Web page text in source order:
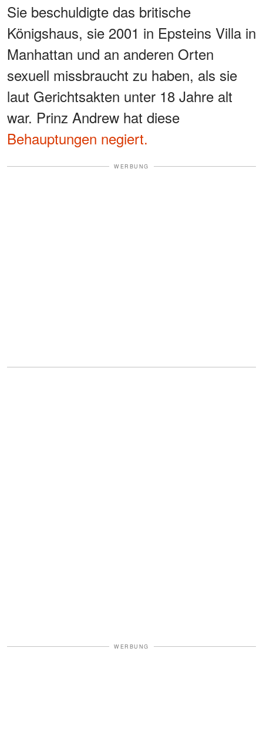
Sie beschuldigte das britische
Königshaus, sie 2001 in Epsteins Villa in
Manhattan und an anderen Orten
sexuell missbraucht zu haben, als sie
laut Gerichtsakten unter 18 Jahre alt
war. Prinz Andrew hat diese
Behauptungen negiert.
WERBUNG
WERBUNG